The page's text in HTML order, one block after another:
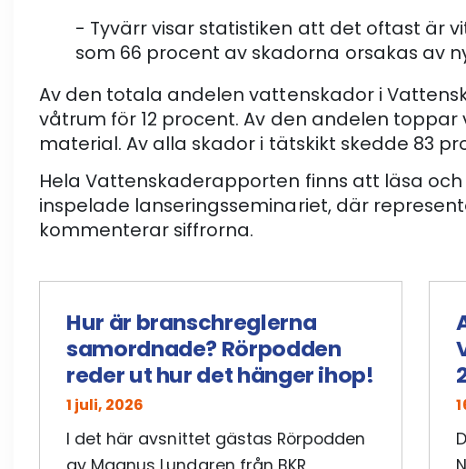
- Tyvärr visar statistiken att det oftast är
som 66 procent av skadorna orsakas av
Av den totala andelen vattenskador i
våtrum för 12 procent. Av den andelen
material. Av alla skador i tätskikt skedde 83
Hela Vattenskaderapporten finns att läsa
inspelade lanseringsseminariet, där
kommenterar siffrorna.
1 juli, 2026
Hur är branschreglerna
samordnade? Rörpodden
reder ut hur det hänger ihop!
I det här avsnittet gästas Rörpodden